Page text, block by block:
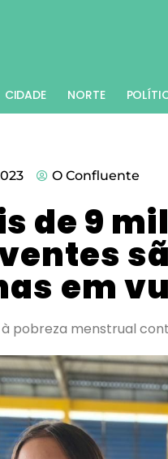
CIDADE NORTE
O Confluente
de 9
em
pobreza menstrual